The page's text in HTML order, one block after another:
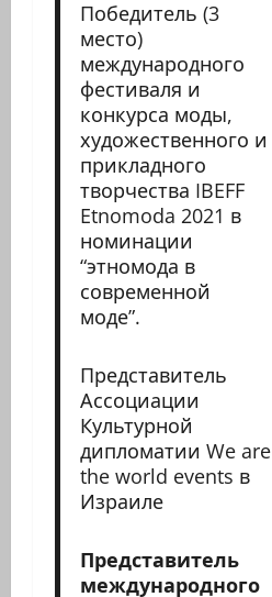
Победитель (3
место)
международного
фестиваля и
конкурса моды,
художественного и
прикладного
творчества IBEFF
Etnomoda 2021 в
номинации
“этномода в
современной
моде”.
Представитель
Ассоциации
Культурной
дипломатии We are
the world events в
Израиле
Представитель
международного